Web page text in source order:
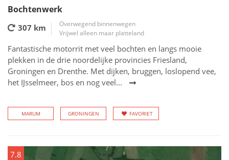
Bochtenwerk
307 km
Overwegend binnenwegen
Vrijwel alleen maar platteland
Fantastische motorrit met veel bochten en langs mooie
plekken in de drie noordelijke provincies Friesland,
Groningen en Drenthe. Met dijken, bruggen, loslopend vee,
het IJsselmeer, bos en nog veel...
MARUM GRONINGEN FAVORIET
7.8